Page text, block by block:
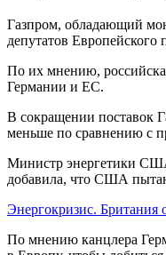
Газпром, обладающий
депутатов
По их мнению,
Германии и ЕС.
В сокращении поставок
меньше по сравнению с
Министр энергетики
добавила, что США
Энергокризис. Британия
По мнению канцлера